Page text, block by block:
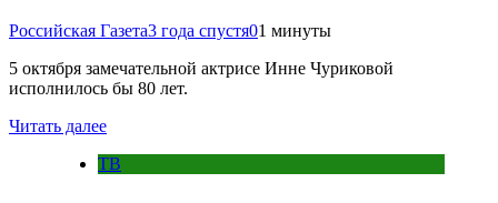
Российская Газета3 года спустя01 минуты
5 октября замечательной актрисе Инне Чуриковой
исполнилось бы 80 лет.
Читать далее
ТВ